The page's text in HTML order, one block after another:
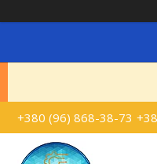
+380 (96) 868-38-73